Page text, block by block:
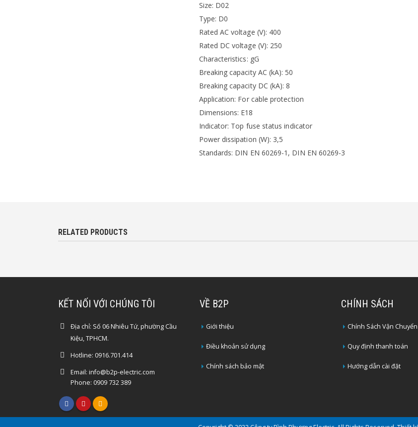
Size: D02
Type: D0
Rated AC voltage (V): 400
Rated DC voltage (V): 250
Characteristics: gG
Breaking capacity AC (kA): 50
Breaking capacity DC (kA): 8
Application: For cable protection
Dimensions: E18
Indicator: Top fuse status indicator
Power dissipation (W): 3,5
Standards: DIN EN 60269-1, DIN EN 60269-3
RELATED PRODUCTS
KẾT NỐI VỚI CHÚNG TÔI
Địa chỉ: Số 06 Nhiêu Tứ, phường Cầu
Kiệu, TPHCM.
Hotline: 0916.701.414
Email: info@b2p-electric.com
Phone: 0909 732 389
VỀ B2P
Giới thiệu
Điều khoản sử dụng
Chính sách bảo mật
CHÍNH SÁCH
Chính Sách Vận Chuyển
Quy định thanh toán
Hướng dẫn cài đặt